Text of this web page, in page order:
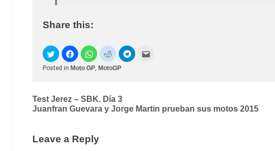
Share this:
Posted in Moto GP, MotoGP
Post
navigation
Test Jerez – SBK. Día 3
Juanfran Guevara y Jorge Martin prueban sus motos 2015
Leave a Reply